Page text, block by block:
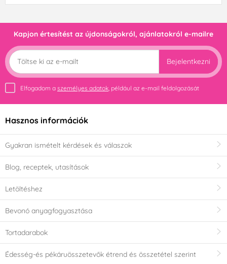
Kapjon értesítést az újdonságokról, ajánlatokról e-mailre
Bejelentkezni
Elfogadom a személyes adatok , például az e-mail feldolgozását
Hasznos információk
Gyakran ismételt kérdések és válaszok
Blog, receptek, utasítások
Letöltéshez
Bevonó anyagfogyasztása
Tortadarabok
Édesség-és pékáruösszetevők étrend és összetétel szerint